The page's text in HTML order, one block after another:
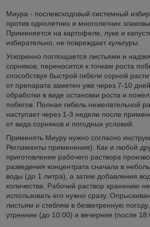
Миура - послевсходовый системный
против однолетних и многолетних
Применяется на картофеле, луке и
избирательно, не повреждает культуры.
Ускоренно поглощается листьями и
сорняков, переносится к точкам роста
способствуя быстрой гибели сорной
от препарата заметен уже через 7-10
обработки в виде остановки роста и
побегов. Полная гибель нежелательной
наступает через 1-3 недели после
от вида сорняков и погодных условий.
Применять Миуру нужно согласно
Регламенты применения). Как и любой
приготовление рабочего раствора
разведения концентрата сначала в
воды (до 1 литра), а затем добавления
количества. Рабочий раствор хранению
использовать его нужно сразу.
листьям и стеблям в безветренную
утренние (до 10:00) и вечерние (после